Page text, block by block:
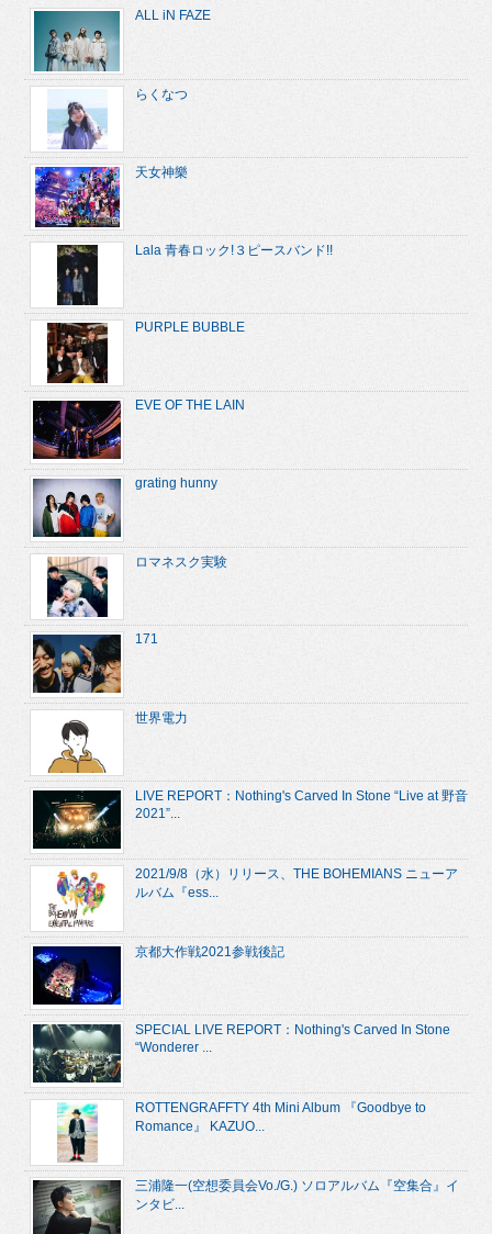
ALL iN FAZE
らくなつ
天女神樂
Lala 青春ロック!３ピースバンド!!
PURPLE BUBBLE
EVE OF THE LAIN
grating hunny
ロマネスク実験
171
世界電力
LIVE REPORT：Nothing's Carved In Stone “Live at 野音
2021”...
2021/9/8（水）リリース、THE BOHEMIANS ニューア
ルバム『ess...
京都大作戦2021参戦後記
SPECIAL LIVE REPORT：Nothing's Carved In Stone
“Wonderer ...
ROTTENGRAFFTY 4th Mini Album 『Goodbye to
Romance』 KAZUO...
三浦隆一(空想委員会Vo./G.) ソロアルバム『空集合』イ
ンタビ...